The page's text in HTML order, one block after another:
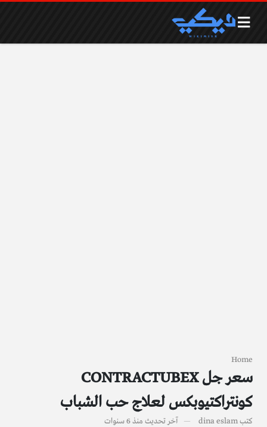
Home
سعر جل CONTRACTUBEX
كونتراكتيوبكس لعلاج حب الشباب
كتبdina eslam آخر تحديث منذ 6 سنوات